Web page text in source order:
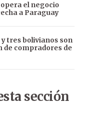
el negocio
a Paraguay
tres bolivianos son
de compradores de
sección